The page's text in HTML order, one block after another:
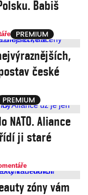
Babiš
české
NATO. Aliance
ji staré
zóny vám